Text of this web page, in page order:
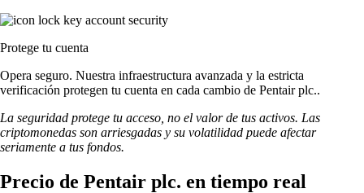
Protege tu cuenta
Opera seguro. Nuestra infraestructura avanzada y la estricta
verificación protegen tu cuenta en cada cambio de Pentair plc..
La seguridad protege tu acceso, no el valor de tus activos. Las
criptomonedas son arriesgadas y su volatilidad puede afectar
seriamente a tus fondos.
Precio de Pentair plc. en tiempo real